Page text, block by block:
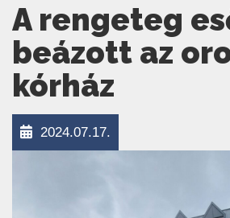
A rengeteg
beázott az
kórház
2024.07.17.